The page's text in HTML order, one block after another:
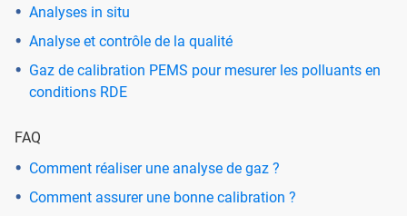
Analyses in situ
Analyse et contrôle de la qualité
Gaz de calibration PEMS pour mesurer les polluants en
conditions RDE
FAQ
Comment réaliser une analyse de gaz ?
Comment assurer une bonne calibration ?